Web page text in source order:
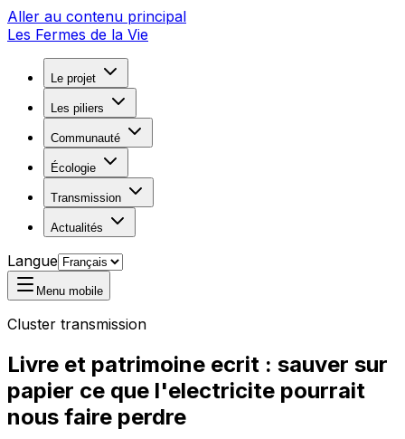
Aller au contenu principal
Les Fermes de la Vie
Le projet
Les piliers
Communauté
Écologie
Transmission
Actualités
Langue
Menu mobile
Cluster transmission
Livre et patrimoine ecrit : sauver sur
papier ce que l'electricite pourrait
nous faire perdre